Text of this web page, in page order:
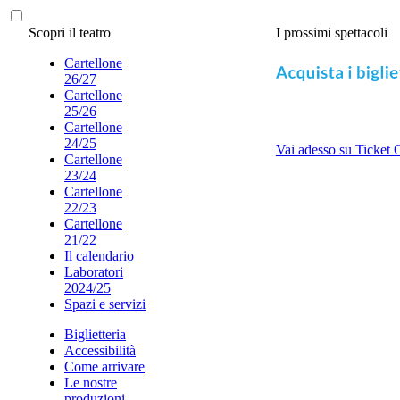
Scopri il teatro
Cartellone
26/27
Cartellone
25/26
Cartellone
24/25
Cartellone
23/24
Cartellone
22/23
Cartellone
21/22
Il calendario
Laboratori
2024/25
Spazi e servizi
Biglietteria
Accessibilità
Come arrivare
Le nostre
I prossimi spettacoli
Vai adesso su Ticket